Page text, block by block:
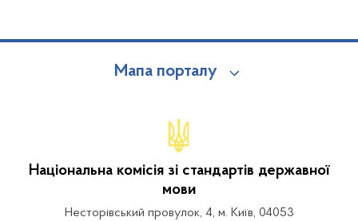
Мапа порталу
Національна комісія зі стандартів державної
мови
Несторівський провулок, 4, м. Київ, 04053